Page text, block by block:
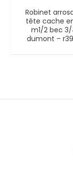
Robinet
tête cache
m1/2 bec
dumont –